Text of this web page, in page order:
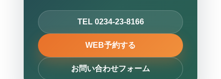
お問い合わせ
TEL
0234-23-8166 予約
BEAUTY
美容メニュー
TEL 0234-23-8166
WEB予約する
お問い合わせフォーム